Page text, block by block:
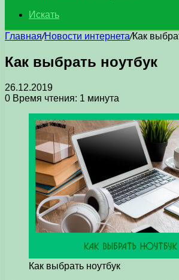
Искать
Главная/Новости интернета/Как
Как выбрать ноутбук
26.12.2019
0 Время чтения: 1 минута
Как выбрать ноутбук